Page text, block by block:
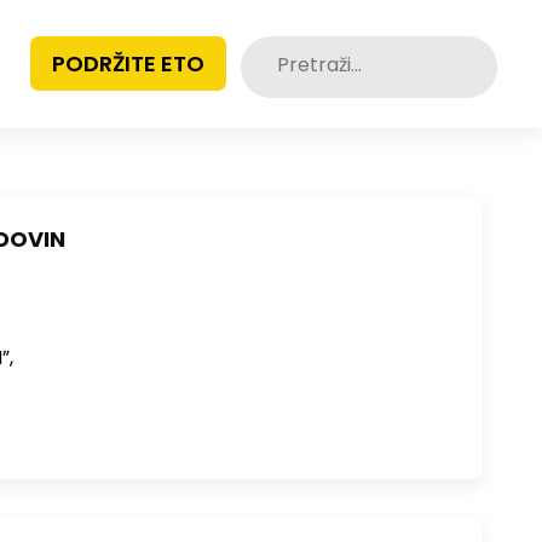
PODRŽITE ETO Pretraži: